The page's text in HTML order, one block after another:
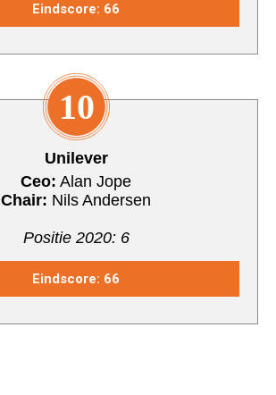
Eindscore: 66
10
Unilever
Ceo: Alan Jope
Chair: Nils Andersen
Positie 2020: 6
Eindscore: 66